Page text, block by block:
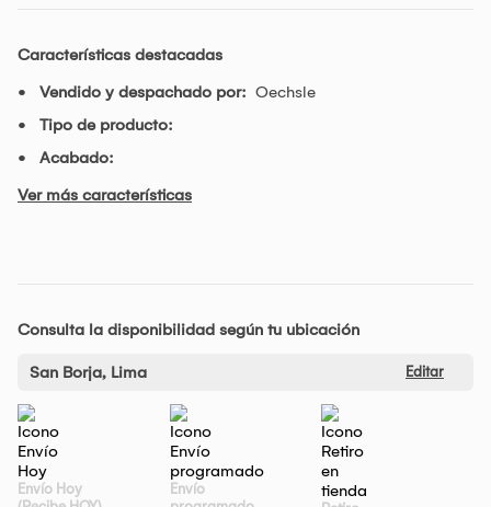
Características destacadas
Vendido y despachado por: Oechsle
Tipo de producto:
Acabado:
Ver más características
Consulta la disponibilidad según tu ubicación
San Borja, Lima Editar
Envío Hoy
Envío